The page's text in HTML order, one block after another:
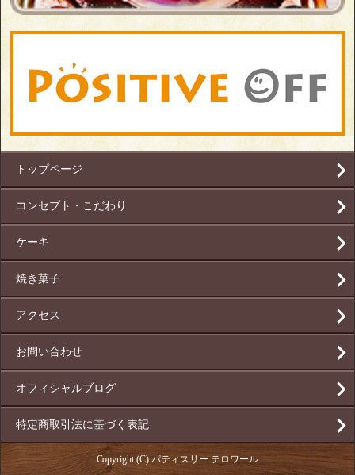
トップページ
コンセプト・こだわり
ケーキ
焼き菓子
アクセス
お問い合わせ
オフィシャルブログ
特定商取引法に基づく表記
Copyright (C) パティスリー テロワール